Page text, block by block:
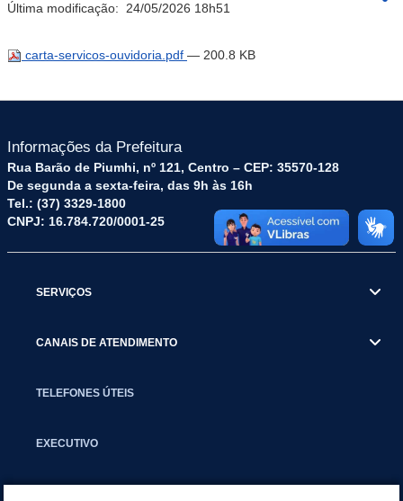
Última modificação: 24/05/2026 18h51
carta-servicos-ouvidoria.pdf — 200.8 KB
Informações da Prefeitura
Rua Barão de Piumhi, nº 121, Centro – CEP: 35570-128
De segunda a sexta-feira, das 9h às 16h
Tel.: (37) 3329-1800
CNPJ: 16.784.720/0001-25
SERVIÇOS
CANAIS DE ATENDIMENTO
TELEFONES ÚTEIS
EXECUTIVO